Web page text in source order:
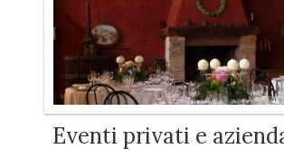
Eventi privati e